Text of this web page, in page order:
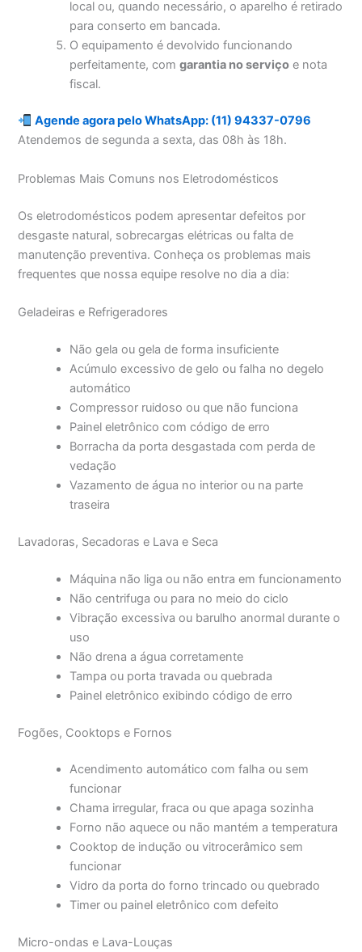
local ou, quando necessário, o aparelho é retirado
para conserto em bancada.
O equipamento é devolvido funcionando
perfeitamente, comgarantia no serviço e nota
fiscal.
Agende agora pelo WhatsApp: (11) 94337-0796
Atendemos de segunda a sexta, das 08h às 18h.
Problemas Mais Comuns nos Eletrodomésticos
Os eletrodomésticos podem apresentar defeitos por
desgaste natural, sobrecargas elétricas ou falta de
manutenção preventiva. Conheça os problemas mais
frequentes que nossa equipe resolve no dia a dia:
Geladeiras e Refrigeradores
Não gela ou gela de forma insuficiente
Acúmulo excessivo de gelo ou falha no degelo
automático
Compressor ruidoso ou que não funciona
Painel eletrônico com código de erro
Borracha da porta desgastada com perda de
vedação
Vazamento de água no interior ou na parte
traseira
Lavadoras, Secadoras e Lava e Seca
Máquina não liga ou não entra em funcionamento
Não centrifuga ou para no meio do ciclo
Vibração excessiva ou barulho anormal durante o
uso
Não drena a água corretamente
Tampa ou porta travada ou quebrada
Painel eletrônico exibindo código de erro
Fogões, Cooktops e Fornos
Acendimento automático com falha ou sem
funcionar
Chama irregular, fraca ou que apaga sozinha
Forno não aquece ou não mantém a temperatura
Cooktop de indução ou vitrocerâmico sem
funcionar
Vidro da porta do forno trincado ou quebrado
Timer ou painel eletrônico com defeito
Micro-ondas e Lava-Louças